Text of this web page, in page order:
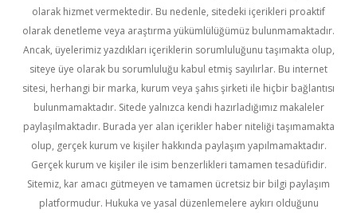
olarak hizmet vermektedir. Bu nedenle, sitedeki içerikleri proaktif
olarak denetleme veya araştırma yükümlülüğümüz bulunmamaktadır.
Ancak, üyelerimiz yazdıkları içeriklerin sorumluluğunu taşımakta olup,
siteye üye olarak bu sorumluluğu kabul etmiş sayılırlar. Bu internet
sitesi, herhangi bir marka, kurum veya şahıs şirketi ile hiçbir bağlantısı
bulunmamaktadır. Sitede yalnızca kendi hazırladığımız makaleler
paylaşılmaktadır. Burada yer alan içerikler haber niteliği taşımamakta
olup, gerçek kurum ve kişiler hakkında paylaşım yapılmamaktadır.
Gerçek kurum ve kişiler ile isim benzerlikleri tamamen tesadüfidir.
Sitemiz, kar amacı gütmeyen ve tamamen ücretsiz bir bilgi paylaşım
platformudur. Hukuka ve yasal düzenlemelere aykırı olduğunu